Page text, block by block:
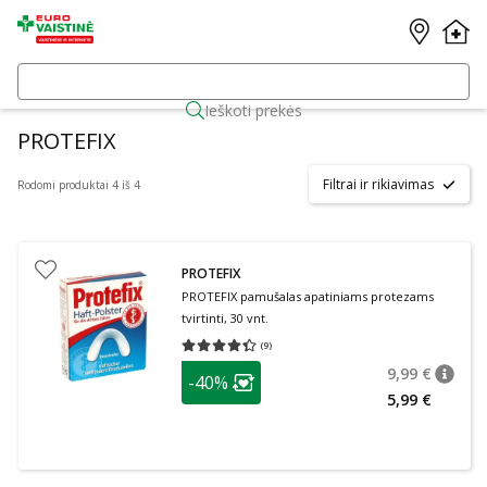
Ieškoti prekės
PROTEFIX
Rodomi produktai 4 iš 4 Filtrai ir rikiavimas
PROTEFIX
PROTEFIX pamušalas apatiniams protezams
tvirtinti, 30 vnt.
(9)
Vidutinis įvertinimas 4.33
patarimas
Lojalumo klubo narių nuolaida
-40% 9,99 €
5,99 €